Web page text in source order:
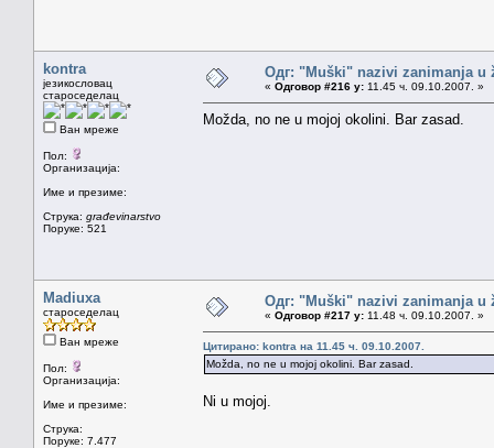
kontra
језикословац
староседелац
Ван мреже
Пол:
Организација:
Име и презиме:
Струка: građevinarstvo
Поруке: 521
Одг: "Muški" nazivi zanimanja u
« Одговор #216 у: 11.45 ч. 09.10.2007. »
Možda, no ne u mojoj okolini. Bar zasad.
Madiuxa
староседелац
Ван мреже
Пол:
Организација:
Име и презиме:
Струка:
Поруке: 7.477
Одг: "Muški" nazivi zanimanja u
« Одговор #217 у: 11.48 ч. 09.10.2007. »
Цитирано: kontra на 11.45 ч. 09.10.2007.
Možda, no ne u mojoj okolini. Bar zasad.
Ni u mojoj.